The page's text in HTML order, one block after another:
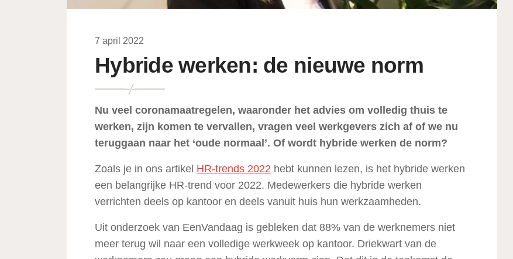
7 april 2022
Hybride werken: de nieuwe norm
Nu veel coronamaatregelen, waaronder het advies om volledig thuis te
werken, zijn komen te vervallen, vragen veel werkgevers zich af of we nu
teruggaan naar het ‘oude normaal’. Of wordt hybride werken de norm?
Zoals je in ons artikel HR-trends 2022 hebt kunnen lezen, is het hybride werken
een belangrijke HR-trend voor 2022. Medewerkers die hybride werken
verrichten deels op kantoor en deels vanuit huis hun werkzaamheden.
Uit onderzoek van EenVandaag is gebleken dat 88% van de werknemers niet
meer terug wil naar een volledige werkweek op kantoor. Driekwart van de